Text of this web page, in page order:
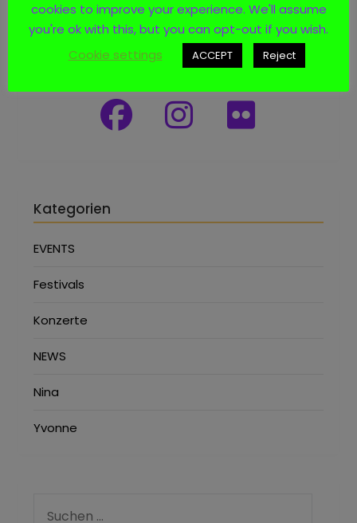
Social Media
Kategorien
EVENTS
Festivals
Konzerte
NEWS
Nina
Yvonne
cookies to improve your experience. We'll assume
you're ok with this, but you can opt-out if you wish.
Cookie settings
ACCEPT Reject